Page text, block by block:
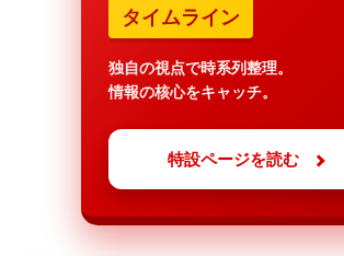
タイムライン
独自の視点で時系列整理。
情報の核心をキャッチ。
特設ページを読む